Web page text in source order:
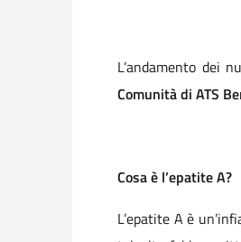
L’andamento dei
Comunità di ATS
Cosa è l’epatite A?
L’epatite A è